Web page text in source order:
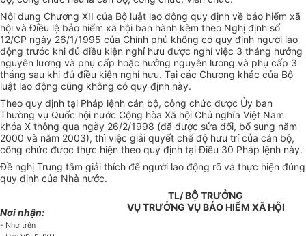
Nội dung Chương XII của Bộ luật lao động quy định về bảo hiểm xã
hội và Điều lệ bảo hiểm xã hội ban hành kèm theo Nghị định số
12/CP ngày 26/1/1995 của Chính phủ không có quy định người lao
động trước khi đủ điều kiện nghỉ hưu được nghỉ việc 3 tháng hưởng
nguyên lương và phụ cấp hoặc hưởng nguyên lương và phụ cấp 3
tháng sau khi đủ điều kiện nghỉ hưu. Tại các Chương khác của Bộ
luật lao động cũng không có quy định này.
Theo quy định tại Pháp lệnh cán bộ, công chức được Ủy ban
Thường vụ Quốc hội nước Cộng hòa Xã hội Chủ nghĩa Việt Nam
khóa X thông qua ngày 26/2/1998 (đã được sửa đổi, bổ sung năm
2000 và năm 2003), thì việc giải quyết chế độ hưu trí của cán bộ,
công chức được thực hiện theo quy định tại Điều 30 Pháp lệnh này.
Đề nghị Trung tâm giải thích để người lao động rõ và thực hiện đúng
quy định của Nhà nước.
Nơi nhận:
- Như trên
TL/ BỘ TRƯỞNG
VỤ TRƯỞNG VỤ BẢO HIỂM XÃ HỘI